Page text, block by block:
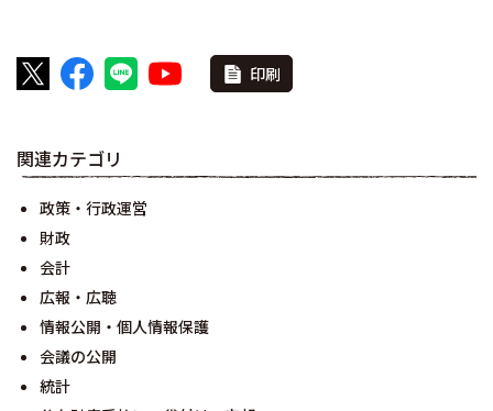
印刷
関連カテゴリ
政策・行政運営
財政
会計
広報・広聴
情報公開・個人情報保護
会議の公開
統計